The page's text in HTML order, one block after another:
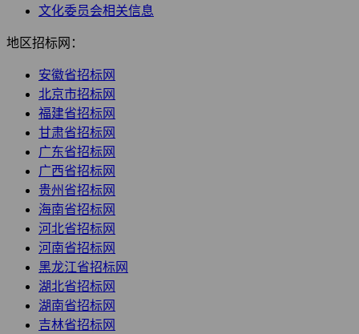
文化委员会相关信息
地区招标网：
安徽省招标网
北京市招标网
福建省招标网
甘肃省招标网
广东省招标网
广西省招标网
贵州省招标网
海南省招标网
河北省招标网
河南省招标网
黑龙江省招标网
湖北省招标网
湖南省招标网
吉林省招标网